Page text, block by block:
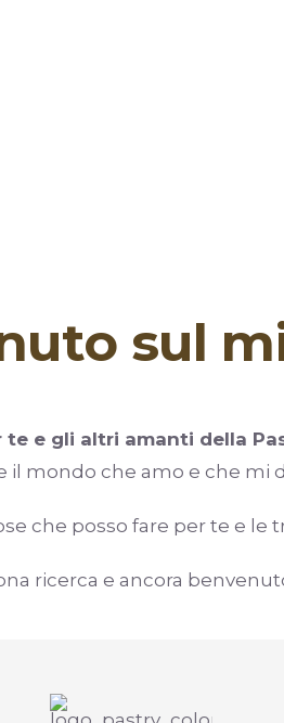
sul
e gli altri amanti della
il mondo che amo e che mi
che posso fare per te e le
ricerca e ancora